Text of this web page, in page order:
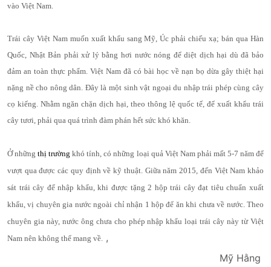
vào Việt Nam.
Trái cây Việt Nam muốn xuất khẩu sang Mỹ, Úc phải chiếu xạ; bán qua Hàn
Quốc, Nhật Bản phải xử lý bằng hơi nước nóng để diệt dịch hại dù đã bảo
đảm an toàn thực phẩm. Việt Nam đã có bài học về nạn bọ dừa gây thiệt hại
nặng nề cho nông dân. Đây là một sinh vật ngoại du nhập trái phép cùng cây
cọ kiểng. Nhằm ngăn chặn dịch hại, theo thông lệ quốc tế, để xuất khẩu trái
cây tươi, phải qua quá trình đàm phán hết sức khó khăn.
Ở những thị trường khó tính, có những loại quả Việt Nam phải mất 5-7 năm để
vượt qua được các quy định về kỹ thuật. Giữa năm 2015, đến Việt Nam khảo
sát trái cây để nhập khẩu, khi được tặng 2 hộp trái cây đạt tiêu chuẩn xuất
khẩu, vị chuyên gia nước ngoài chỉ nhận 1 hộp để ăn khi chưa về nước. Theo
chuyên gia này, nước ông chưa cho phép nhập khẩu loại trái cây này từ Việt
Nam nên không thể mang về. ,
Mỹ Hằng